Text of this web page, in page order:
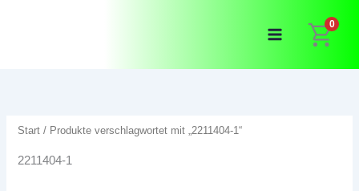
0
Start / Produkte verschlagwortet mit „2211404-1“
2211404-1